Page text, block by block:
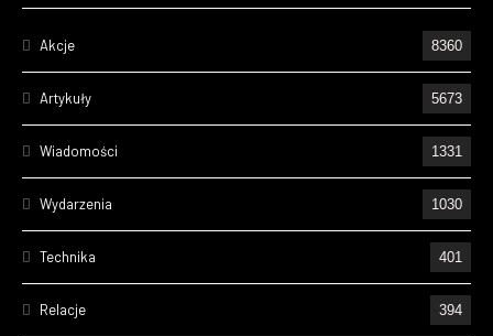
Akcje 8360
Artykuły 5673
Wiadomości 1331
Wydarzenia 1030
Technika 401
Relacje 394